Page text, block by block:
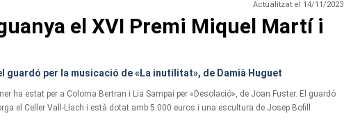
Actualitzat el 14/11/2023
el XVI Premi Miquel Martí i
guardó per la musicació de «La inutilitat», de Damià Huguet
ha estat per a Coloma Bertran i Lia Sampai per «Desolació», de Joan Fuster. El guardó
el Celler Vall-Llach i està dotat amb 5.000 euros i una escultura de Josep Bofill